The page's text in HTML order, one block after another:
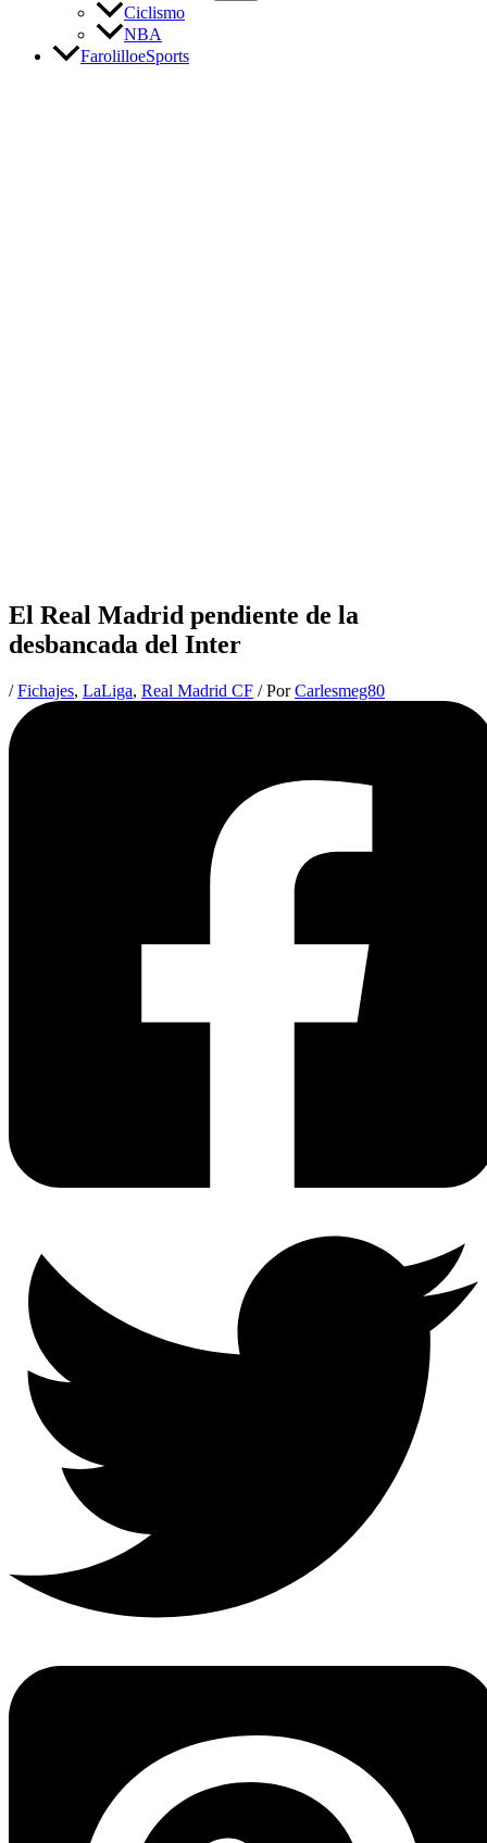
Ciclismo
NBA
FarolilloeSports
El Real Madrid pendiente de la
desbancada del Inter
/Fichajes, LaLiga, Real Madrid CF / PorCarlesmeg80